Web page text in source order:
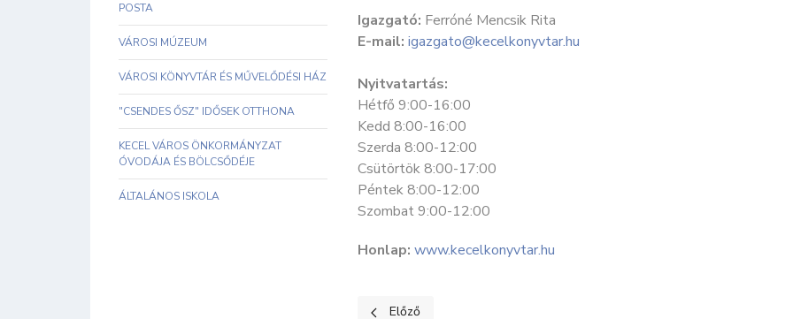
POSTA
VÁROSI MÚZEUM
VÁROSI KÖNYVTÁR ÉS MŰVELŐDÉSI HÁZ
"CSENDES ŐSZ" IDŐSEK OTTHONA
KECEL VÁROS ÖNKORMÁNYZAT
ÓVODÁJA ÉS BÖLCSŐDÉJE
ÁLTALÁNOS ISKOLA
Igazgató: Ferróné Mencsik Rita
E-mail: igazgato@kecelkonyvtar.hu
Nyitvatartás:
Hétfő 9:00-16:00
Kedd 8:00-16:00
Szerda 8:00-12:00
Csütörtök 8:00-17:00
Péntek 8:00-12:00
Szombat 9:00-12:00
Honlap: www.kecelkonyvtar.hu
Előző cikk: "CSENDES ŐSZ" IDŐSEK OTTHONA
Előző